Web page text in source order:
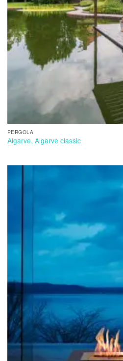
PERGOLA
Algarve, Algarve classic